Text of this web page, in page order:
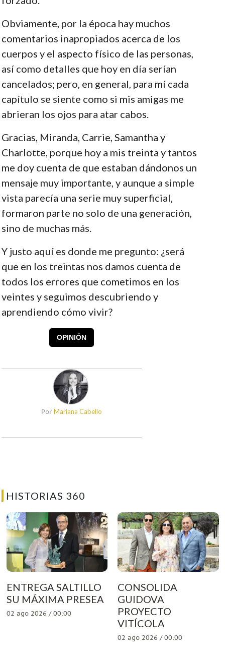
Obviamente, por la época hay muchos
comentarios inapropiados acerca de los
cuerpos y el aspecto físico de las personas,
así como detalles que hoy en día serían
cancelados; pero, en general, para mí cada
capítulo se siente como si mis amigas me
abrieran los ojos para atar cabos.
Gracias, Miranda, Carrie, Samantha y
Charlotte, porque hoy a mis treinta y tantos
me doy cuenta de que estaban dándonos un
mensaje muy importante, y aunque a simple
vista parecía una serie muy superficial,
formaron parte no solo de una generación,
sino de muchas más.
Y justo aquí es donde me pregunto: ¿será
que en los treintas nos damos cuenta de
todos los errores que cometimos en los
veintes y seguimos descubriendo y
aprendiendo cómo vivir?
OPINIÓN
Por Mariana Cabello
HISTORIAS 360
ENTREGA SALTILLO
SU MÁXIMA PRESEA
02 ago 2026 / 00:00
CONSOLIDA
GUIDOVA
PROYECTO
VITÍCOLA
02 ago 2026 / 00:00